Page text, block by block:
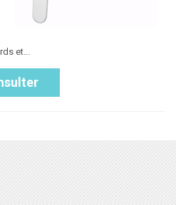
et...